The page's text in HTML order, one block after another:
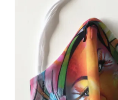
AJOUTER AU PANIER